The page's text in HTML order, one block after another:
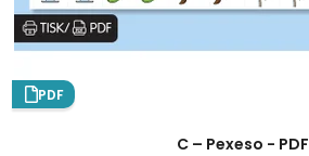
PDF
C – Pexeso - PDF